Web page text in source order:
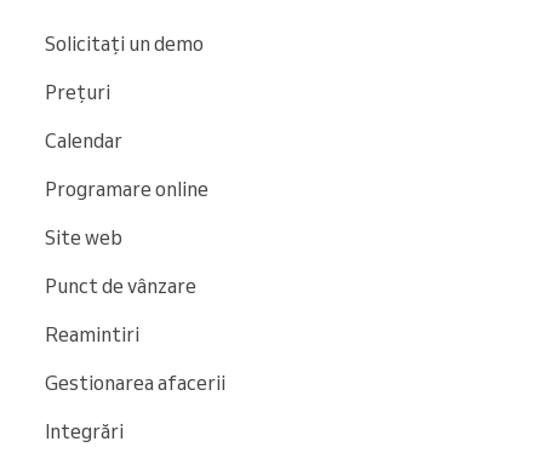
Solicitați un demo
Prețuri
Calendar
Programare online
Site web
Punct de vânzare
Reamintiri
Gestionarea afacerii
Integrări